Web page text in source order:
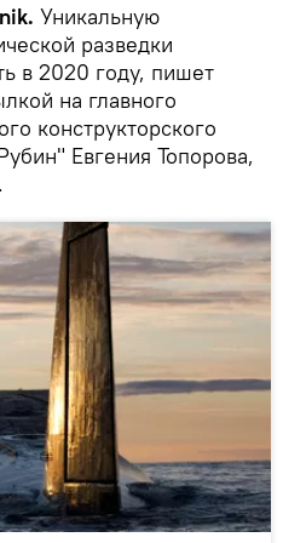
Уникальную
разведки
в 2020 году, пишет
на главного
конструкторского
Евгения Топорова,
.